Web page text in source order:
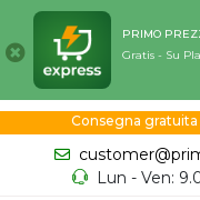
PRIMO
Gratis - Su
Consegna
Lun - Ven: